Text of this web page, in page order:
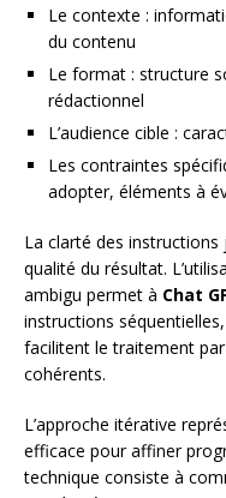
Le contexte :
du contenu
Le format : structure
rédactionnel
L’audience cible :
Les contraintes
adopter, éléments à
La clarté des
qualité du résultat.
ambigu permet à Chat
instructions
facilitent le traitement
cohérents.
L’approche itérative
efficace pour affiner
technique consiste à